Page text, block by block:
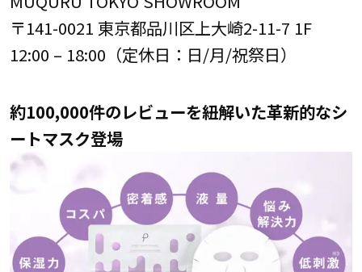
〒141-0021 東京都品川区上大崎2-11-7 1F
12:00 – 18:00（定休日：日/月/祝祭日）
約100,000件のレビューを紐解いた革新的なシ
ートマスク登場